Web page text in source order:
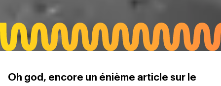
Oh god, encore un énième article sur le